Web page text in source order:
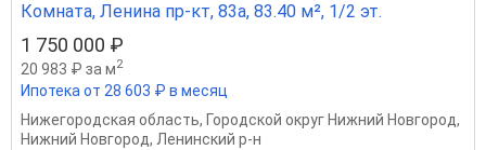
Комната, Ленина пр-кт, 83а, 83.40 м², 1/2 эт.
1 750 000 ₽
20 983 ₽ за м2
Ипотека от 28 603 ₽ в месяц
Нижегородская область, Городской округ Нижний Новгород,
Нижний Новгород, Ленинский р-н